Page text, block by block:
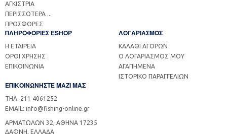
ΑΓΚΙΣΤΡΙΑ
ΠΕΡΙΣΣΟΤΕΡΑ ...
ΠΡΟΣΦΟΡΕΣ
ΠΛΗΡΟΦΟΡΙΕΣ ESHOP
Η ΕΤΑΙΡΕΙΑ
ΟΡΟΙ ΧΡΗΣΗΣ
ΕΠΙΚΟΙΝΩΝΙΑ
ΛΟΓΑΡΙΑΣΜΟΣ
ΚΑΛΑΘΙ ΑΓΟΡΩΝ
Ο ΛΟΓΑΡΙΑΣΜΟΣ ΜΟΥ
ΑΓΑΠΗΜΕΝΑ
ΙΣΤΟΡΙΚΟ ΠΑΡΑΓΓΕΛΙΩΝ
ΕΠΙΚΟΙΝΩΝΗΣΤΕ ΜΑΖΙ ΜΑΣ
ΤΗΛ. 211 4061252
EMAIL: info@fishing-online.gr
ΑΡΜΑΤΩΛΩΝ 32, ΑΘΗΝΑ 17235
ΔΑΦΝΗ, ΕΛΛΑΔΑ